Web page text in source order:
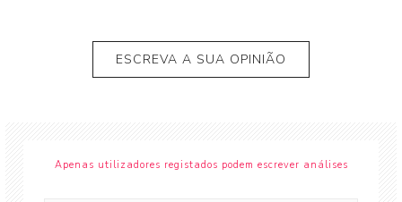
AURICULAR
ESCREVA A SUA OPINIÃO
Apenas utilizadores registados podem escrever análises